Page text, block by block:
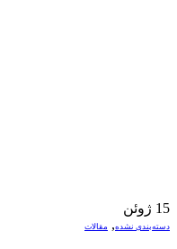
15 ژوئن
دسته‌بندی نشده, مقالات